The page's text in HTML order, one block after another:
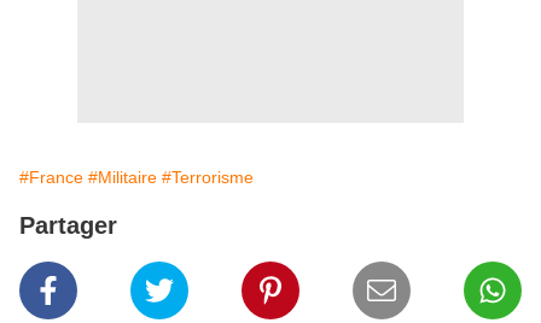
#France #Militaire #Terrorisme
Partager